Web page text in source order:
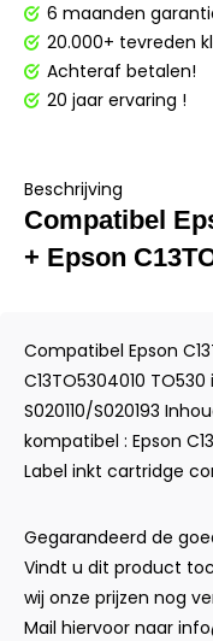
6 maanden
20.000+ tevreden
Achteraf betalen!
20 jaar ervaring !
Beschrijving
Compatibel
+ Epson
Compatibel Epson
C13TO5304010
S020110/S020193
kompatibel : Epson
Label inkt cartridge
Gegarandeerd de
Vindt u dit product
wij onze prijzen nog
Mail hiervoor naar